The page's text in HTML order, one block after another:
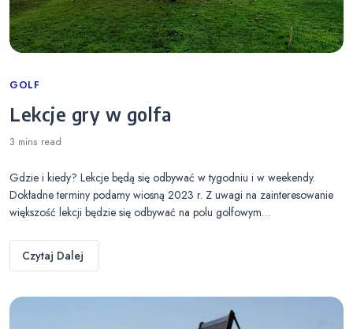
Categories
GOLF
Lekcje gry w golfa
3 mins read
Gdzie i kiedy? Lekcje będą się odbywać w tygodniu i w weekendy.
Dokładne terminy podamy wiosną 2023 r. Z uwagi na zainteresowanie
większość lekcji będzie się odbywać na polu golfowym…
Czytaj Dalej